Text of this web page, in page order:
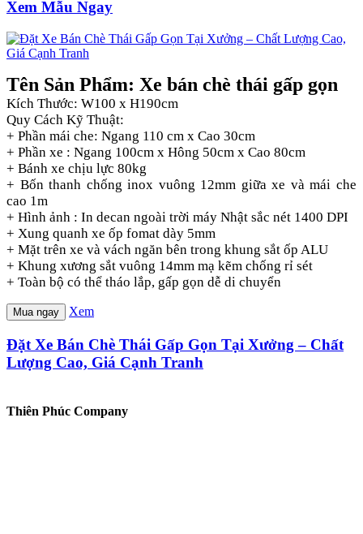
Xem Mẫu Ngay
Tên Sản Phẩm: Xe bán chè thái gấp gọn
Kích Thước: W100 x H190cm
Quy Cách Kỹ Thuật:
+ Phần mái che: Ngang 110 cm x Cao 30cm
+ Phần xe : Ngang 100cm x Hông 50cm x Cao 80cm
+ Bánh xe chịu lực 80kg
+ Bốn thanh chống inox vuông 12mm giữa xe và mái che
cao 1m
+ Hình ảnh : In decan ngoài trời máy Nhật sắc nét 1400 DPI
+ Xung quanh xe ốp fomat dày 5mm
+ Mặt trên xe và vách ngăn bên trong khung sắt ốp ALU
+ Khung xương sắt vuông 14mm mạ kẽm chống rỉ sét
+ Toàn bộ có thể tháo lắp, gấp gọn dễ di chuyển
Mua ngay Xem
Đặt Xe Bán Chè Thái Gấp Gọn Tại Xưởng – Chất
Lượng Cao, Giá Cạnh Tranh
Thiên Phúc Company